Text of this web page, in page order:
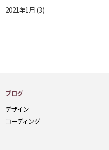
2021年1月 (3)
ブログ
デザイン
コーディング